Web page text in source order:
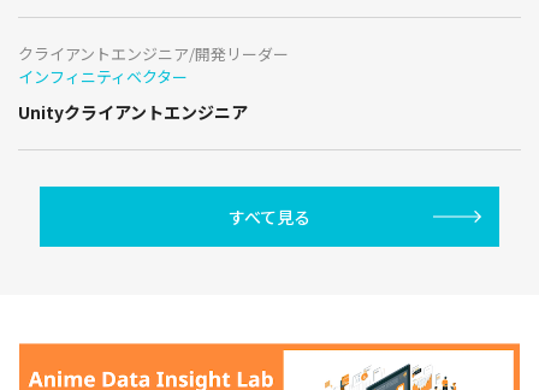
クライアントエンジニア/開発リーダー
インフィニティベクター
Unityクライアントエンジニア
すべて見る